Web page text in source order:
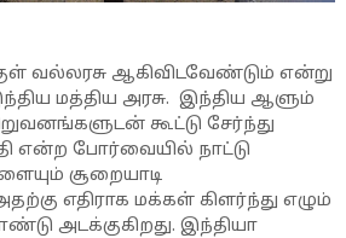
வல்லரசு ஆகிவிடவேண்டும் என்று
மத்திய அரசு. இந்திய ஆளும்
கூட்டு சேர்ந்து
என்ற போர்வையில் நாட்டு
சூறையாடி
எதிராக மக்கள் கிளர்ந்து எழும்
அடக்குகிறது. இந்தியா